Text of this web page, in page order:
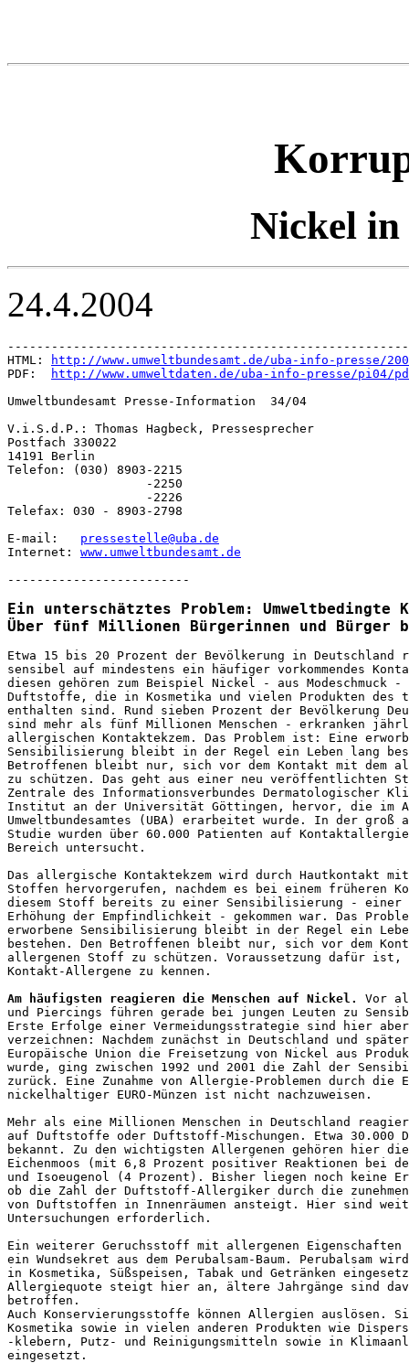
Nickel
24.4.2004
HTML:
http://www.umweltbundesamt.de/uba-info-presse/
PDF:
http://www.umweltdaten.de/uba-info-presse/pi04/
Umweltbundesamt Presse-Information  34/04
V.i.S.d.P.: Thomas Hagbeck, Pressesprecher
Postfach 330022
14191 Berlin
Telefon: (030) 8903-2215
                   -2250
                   -2226
Telefax: 030 - 8903-2798
E-mail: pressestelle@uba.de
Internet: www.umweltbundesamt.de
-------------------------
Ein unterschätztes Problem:
Über fünf Millionen Bürgerinnen und Bürger
Etwa 15 bis 20 Prozent der Bevölkerung in Deutschland
sensibel auf mindestens ein häufiger vorkommendes
diesen gehören zum Beispiel Nickel - aus Modeschmuck
Duftstoffe, die in Kosmetika und vielen Produkten des
enthalten sind. Rund sieben Prozent der Bevölkerung
sind mehr als fünf Millionen Menschen - erkranken
allergischen Kontaktekzem. Das Problem ist: Eine
Sensibilisierung bleibt in der Regel ein Leben lang
Betroffenen bleibt nur, sich vor dem Kontakt mit dem
zu schützen. Das geht aus einer neu veröffentlichten
Zentrale des Informationsverbundes Dermatologischer
Institut an der Universität Göttingen, hervor, die im
Umweltbundesamtes (UBA) erarbeitet wurde. In der
Studie wurden über 60.000 Patienten auf
Bereich untersucht.
Das allergische Kontaktekzem wird durch Hautkontakt
Stoffen hervorgerufen, nachdem es bei einem früheren
diesem Stoff bereits zu einer Sensibilisierung - einer
Erhöhung der Empfindlichkeit - gekommen war. Das
erworbene Sensibilisierung bleibt in der Regel ein
bestehen. Den Betroffenen bleibt nur, sich vor dem
allergenen Stoff zu schützen. Voraussetzung dafür
Kontakt-Allergene zu kennen.
Am häufigsten reagieren die Menschen auf Nickel.
Vor
und Piercings führen gerade bei jungen Leuten zu
Erste Erfolge einer Vermeidungsstrategie sind hier
verzeichnen: Nachdem zunächst in Deutschland und
Europäische Union die Freisetzung von Nickel aus
wurde, ging zwischen 1992 und 2001 die Zahl der
zurück. Eine Zunahme von Allergie-Problemen durch die
nickelhaltiger EURO-Münzen ist nicht nachzuweisen.
Mehr als eine Millionen Menschen in Deutschland
auf Duftstoffe oder Duftstoff-Mischungen. Etwa
bekannt. Zu den wichtigsten Allergenen gehören hier
Eichenmoos (mit 6,8 Prozent positiver Reaktionen bei
und Isoeugenol (4 Prozent). Bisher liegen noch keine
ob die Zahl der Duftstoff-Allergiker durch die
von Duftstoffen in Innenräumen ansteigt. Hier sind
Untersuchungen erforderlich.
Ein weiterer Geruchsstoff mit allergenen
ein Wundsekret aus dem Perubalsam-Baum. Perubalsam
in Kosmetika, Süßspeisen, Tabak und Getränken
Allergiequote steigt hier an, ältere Jahrgänge sind
betroffen.
Auch Konservierungsstoffe können Allergien auslösen.
Kosmetika sowie in vielen anderen Produkten wie
-klebern, Putz- und Reinigungsmitteln sowie in
eingesetzt.